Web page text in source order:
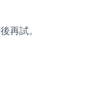
再試。